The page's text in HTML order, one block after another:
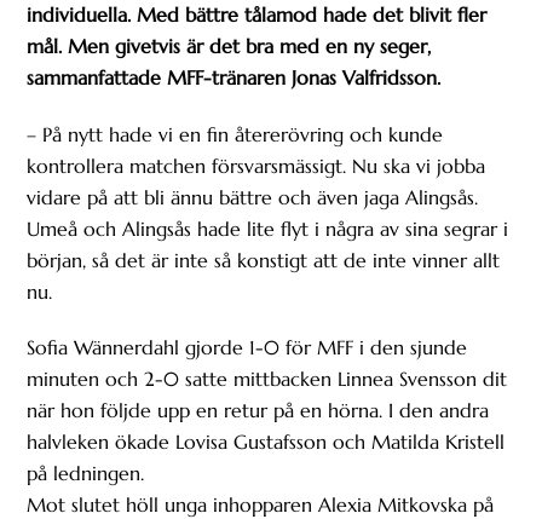
individuella. Med bättre tålamod hade det blivit fler
mål. Men givetvis är det bra med en ny seger,
sammanfattade MFF-tränaren Jonas Valfridsson.
– På nytt hade vi en fin återerövring och kunde
kontrollera matchen försvarsmässigt. Nu ska vi jobba
vidare på att bli ännu bättre och även jaga Alingsås.
Umeå och Alingsås hade lite flyt i några av sina segrar i
början, så det är inte så konstigt att de inte vinner allt
nu.
Sofia Wännerdahl gjorde 1-0 för MFF i den sjunde
minuten och 2-0 satte mittbacken Linnea Svensson dit
när hon följde upp en retur på en hörna. I den andra
halvleken ökade Lovisa Gustafsson och Matilda Kristell
på ledningen.
Mot slutet höll unga inhopparen Alexia Mitkovska på